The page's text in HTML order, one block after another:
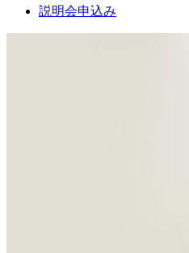
説明会申込み